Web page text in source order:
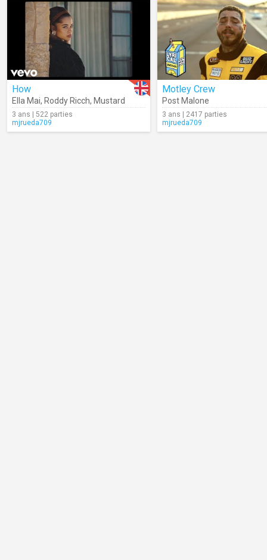
How
Ella Mai, Roddy Ricch, Mustard
3 ans | 522 parties
mjrueda709
Motley Crew
Post Malone
3 ans | 2417 parties
mjrueda709